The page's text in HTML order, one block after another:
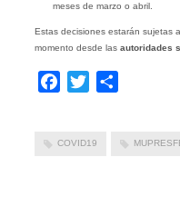
meses de marzo o abril.
Estas decisiones estarán sujetas
momento desde las autoridades
Facebook
Twitter
COVID19